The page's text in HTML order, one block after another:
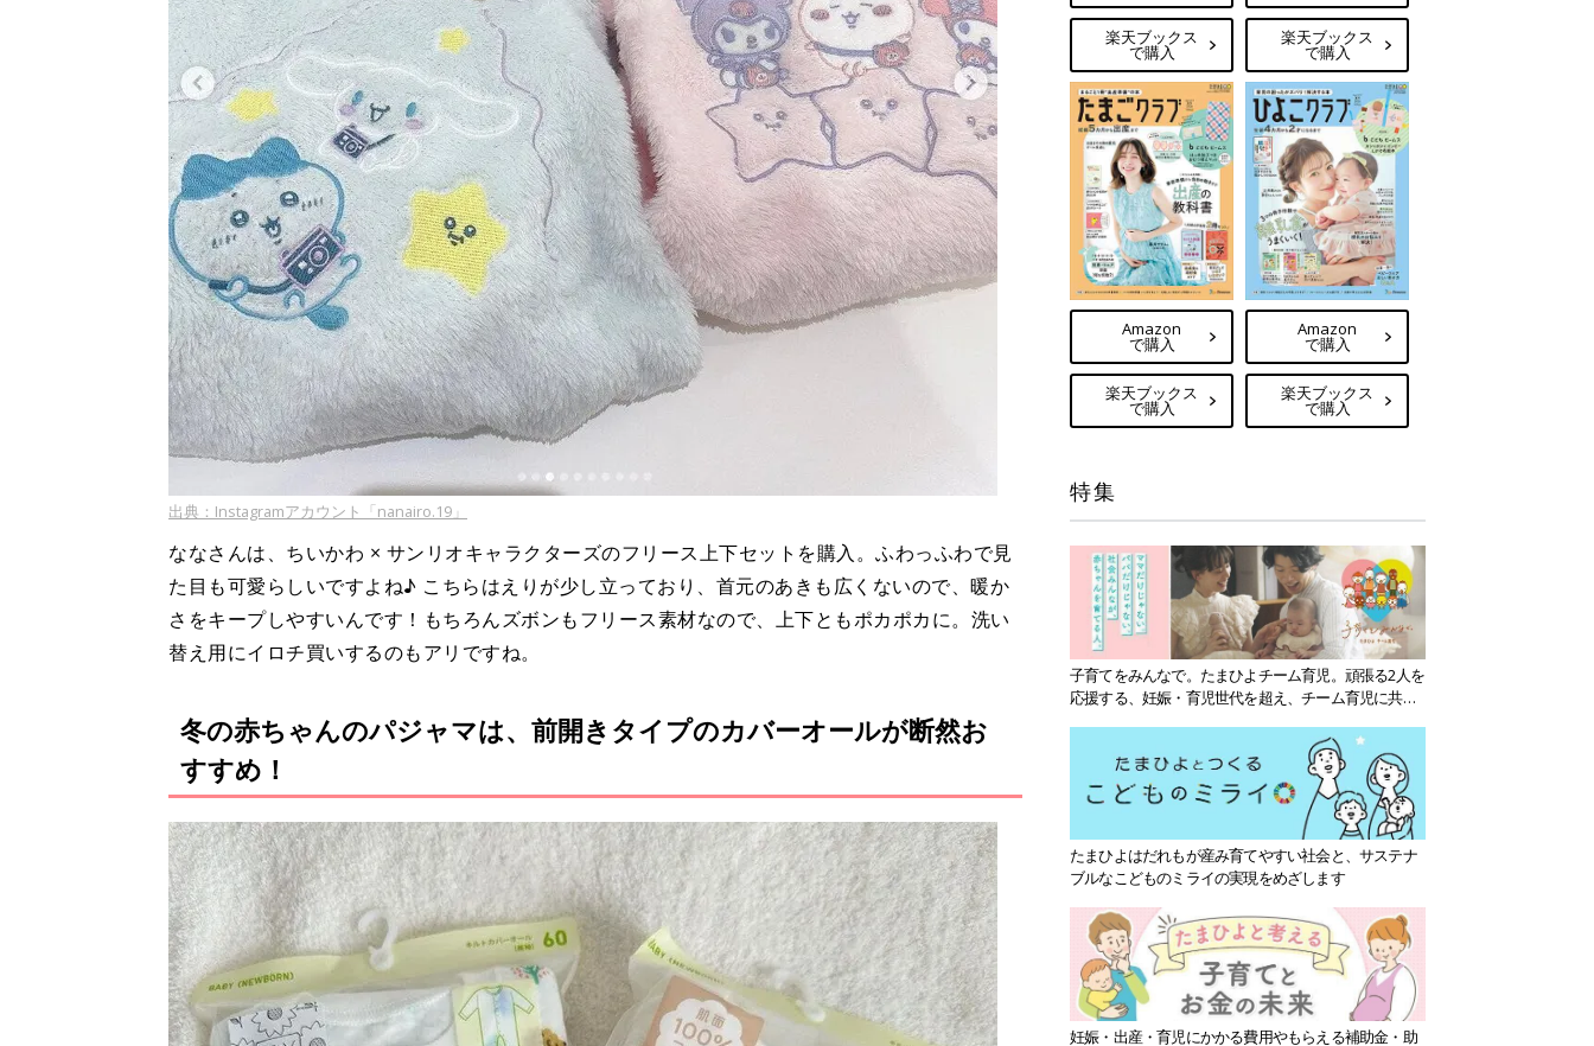
出典：Instagramアカウント「nanairo.19」
ななさんは、ちいかわ × サンリオキャラクターズのフリース上下セットを購入。ふわっふわで見
た目も可愛らしいですよね♪ こちらはえりが少し立っており、首元のあきも広くないので、暖か
さをキープしやすいんです！もちろんズボンもフリース素材なので、上下ともポカポカに。洗い
替え用にイロチ買いするのもアリですね。
冬の赤ちゃんのパジャマは、前開きタイプのカバーオールが断然お
すすめ！
楽天ブックス
で購入
楽天ブックス
で購入
Amazon
で購入
楽天ブックス
で購入
Amazon
で購入
楽天ブックス
で購入
特集
子育てをみんなで。たまひよチーム育児。頑張る2人を
応援する、妊娠・育児世代を超え、チーム育児に共感
たまひよはだれもが産み育てやすい社会と、サステナ
ブルなこどものミライの実現をめざします
妊娠・出産・育児にかかる費用やもらえる補助金・助